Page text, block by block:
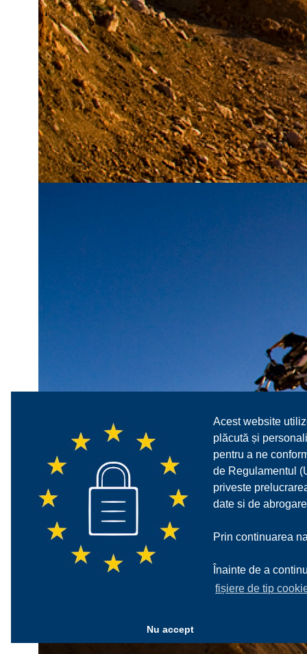
Acest website
plăcută și
pentru a ne
de Regulamentul
priveste
date si de
Prin continuarea
Înainte de a
fișiere de tip
Nu accept